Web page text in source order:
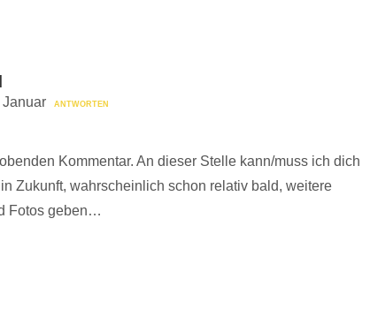
Januar ANTWORTEN
Kommentar. An dieser Stelle kann/muss ich dich
in Zukunft, wahrscheinlich schon relativ bald, weitere
Fotos geben…